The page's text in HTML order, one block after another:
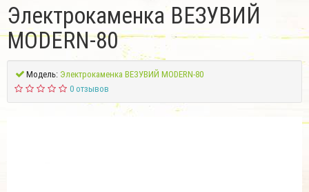
Электрокаменка ВЕЗУВИЙ
MODERN-80
Модель: Электрокаменка ВЕЗУВИЙ MODERN-80
0 отзывов